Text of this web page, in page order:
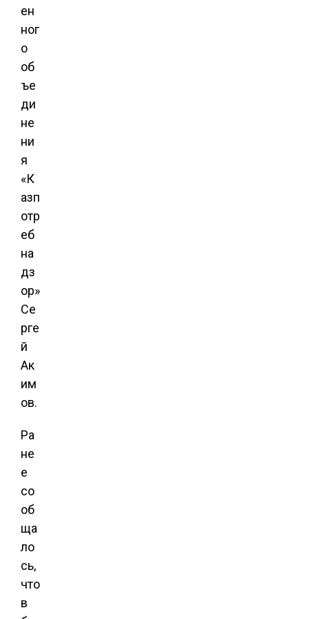
ен
ног
о
об
ъе
ди
не
ни
я
«К
азп
отр
еб
на
дз
ор»
Се
рге
й
Ак
им
ов.
Ра
не
е
со
об
ща
ло
сь,
что
в